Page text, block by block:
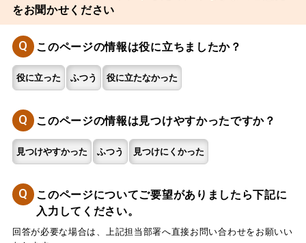
をお聞かせください
Q このページの情報は役に立ちましたか？
役に立った ふつう 役に立たなかった
Q このページの情報は見つけやすかったですか？
見つけやすかった ふつう 見つけにくかった
Q
このページについてご要望がありましたら下記に
入力してください。
回答が必要な場合は、上記担当部署へ直接お問い合わせをお願いい